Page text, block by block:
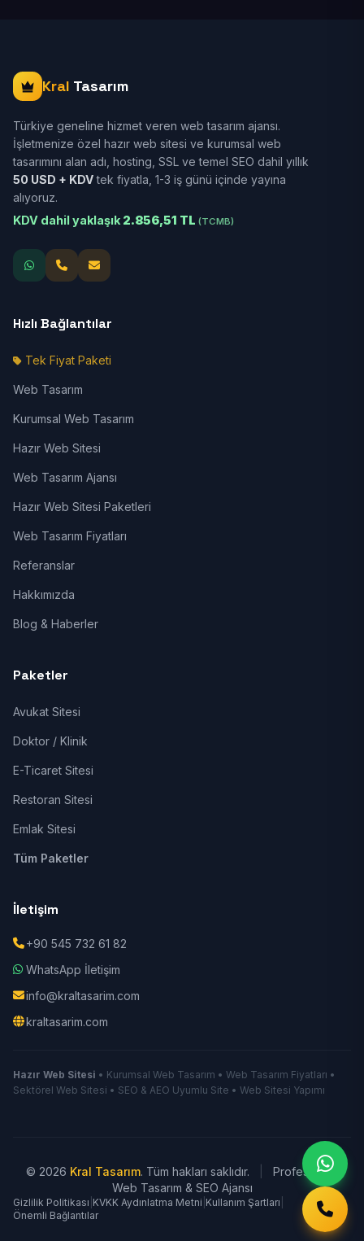
Kral Tasarım
Türkiye geneline hizmet veren web tasarım ajansı.
İşletmenize özel hazır web sitesi ve kurumsal web
tasarımını alan adı, hosting, SSL ve temel SEO dahil yıllık
50 USD + KDVtek fiyatla, 1-3 iş günü içinde yayına
alıyoruz.
KDV dahil yaklaşık 2.856,51 TL (TCMB)
Hızlı Bağlantılar
Tek Fiyat Paketi
Web Tasarım
Kurumsal Web Tasarım
Hazır Web Sitesi
Web Tasarım Ajansı
Hazır Web Sitesi Paketleri
Web Tasarım Fiyatları
Referanslar
Hakkımızda
Blog & Haberler
Paketler
Avukat Sitesi
Doktor / Klinik
E-Ticaret Sitesi
Restoran Sitesi
Emlak Sitesi
Tüm Paketler
İletişim
+90 545 732 61 82
WhatsApp İletişim
info@kraltasarim.com
kraltasarim.com
Hazır Web Sitesi • Kurumsal Web Tasarım • Web Tasarım Fiyatları •
Sektörel Web Sitesi • SEO & AEO Uyumlu Site • Web Sitesi Yapımı
© 2026 Kral Tasarım. Tüm hakları saklıdır.
Profesyonel
Web Tasarım & SEO Ajansı
Gizlilik Politikası KVKK Aydınlatma Metni Kullanım Şartları
Önemli Bağlantılar